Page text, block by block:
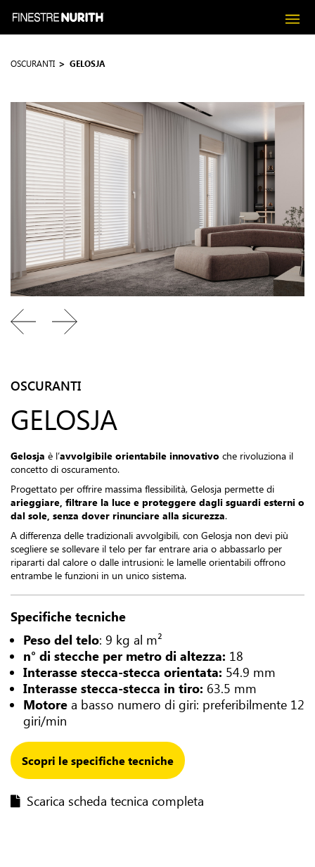
OSCURANTI GELOSJA
OSCURANTI
GELOSJA
Gelosja è l’avvolgibile orientabile innovativo che rivoluziona il
concetto di oscuramento.
Progettato per offrire massima flessibilità, Gelosja permette di
arieggiare, filtrare la luce e proteggere dagli sguardi esterni o
dal sole, senza dover rinunciare alla sicurezza.
A differenza delle tradizionali avvolgibili, con Gelosja non devi più
scegliere se sollevare il telo per far entrare aria o abbassarlo per
ripararti dal calore o dalle intrusioni: le lamelle orientabili offrono
entrambe le funzioni in un unico sistema.
Specifiche tecniche
Peso del telo: 9 kg al m²
n° di stecche per metro di altezza: 18
Interasse stecca-stecca orientata: 54.9 mm
Interasse stecca-stecca in tiro: 63.5 mm
Motore a basso numero di giri: preferibilmente 12
giri/min
Scopri le specifiche tecniche
Scarica scheda tecnica completa